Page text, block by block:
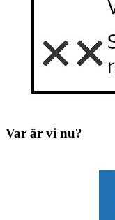
Var är vi nu?